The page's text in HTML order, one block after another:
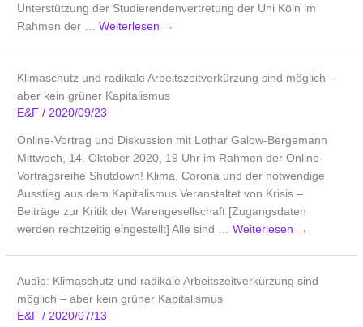
Unterstützung der Studierendenvertretung der Uni Köln im
Rahmen der …Weiterlesen →
Klimaschutz und radikale Arbeitszeitverkürzung sind möglich –
aber kein grüner Kapitalismus
E&F/2020/09/23
Online-Vortrag und Diskussion mit Lothar Galow-Bergemann
Mittwoch, 14. Oktober 2020, 19 Uhr im Rahmen der Online-
Vortragsreihe Shutdown! Klima, Corona und der notwendige
Ausstieg aus dem Kapitalismus.Veranstaltet von Krisis –
Beiträge zur Kritik der Warengesellschaft [Zugangsdaten
werden rechtzeitig eingestellt] Alle sind …Weiterlesen →
Audio: Klimaschutz und radikale Arbeitszeitverkürzung sind
möglich – aber kein grüner Kapitalismus
E&F/ 2020/07/13